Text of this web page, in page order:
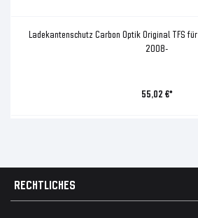
Ladekantenschutz Carbon Optik Original TFS
2008-
55,02 €*
RECHTLICHES